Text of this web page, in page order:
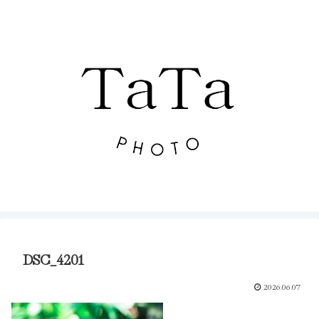
DSC_4201
2026.06.07